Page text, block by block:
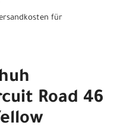
für
Road 46